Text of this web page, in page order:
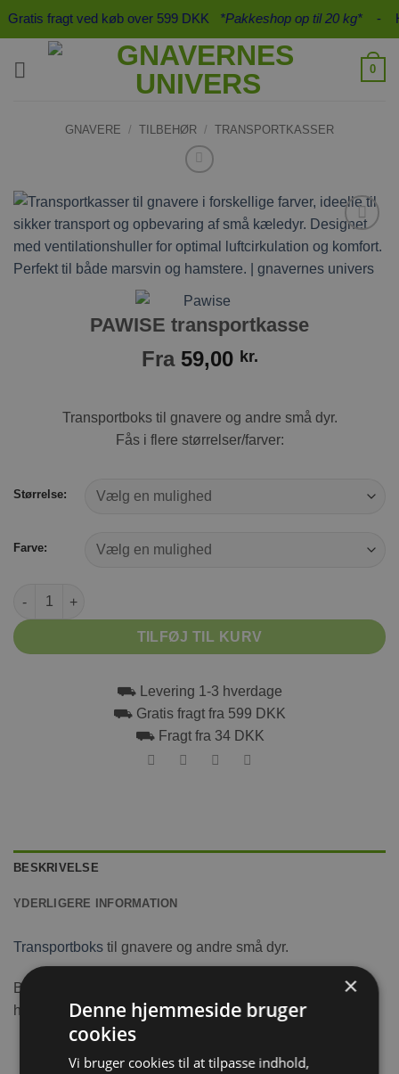
Fortsæt
fragt ved køb over 599 DKK*Pakkeshop op til 20 kg*-
0
GNAVERE / TILBEHØR / TRANSPORTKASSER
Tilføj til
ønskeliste
PAWISE transportkasse
Fra 59,00 kr.
Transportboks til gnavere og andre små dyr.
Fås i flere størrelser/farver:
Størrelse:
Farve:
PAWISE transportkasse antal
TILFØJ TIL KURV
⛟ Levering 1-3 hverdage
⛟ Gratis fragt fra 599 DKK
⛟ Fragt fra 34 DKK
BESKRIVELSE
YDERLIGERE INFORMATION
Transportboks til gnavere og andre små dyr.
Boksen, kan åbnes i toppen og er fyldt med ventilations
huller der sikre en god lufttilkørsel.
×
Denne hjemmeside bruger
cookies
Vi bruger cookies til at tilpasse indhold,